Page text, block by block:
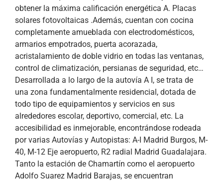
obtener la máxima calificación energética A. Placas
solares fotovoltaicas .Además, cuentan con cocina
completamente amueblada con electrodomésticos,
armarios empotrados, puerta acorazada,
acristalamiento de doble vidrio en todas las ventanas,
control de climatización, persianas de seguridad, etc…
Desarrollada a lo largo de la autovía A I, se trata de
una zona fundamentalmente residencial, dotada de
todo tipo de equipamientos y servicios en sus
alrededores escolar, deportivo, comercial, etc. La
accesibilidad es inmejorable, encontrándose rodeada
por varias Autovías y Autopistas: A-I Madrid Burgos, M-
40, M-12 Eje aeropuerto, R2 radial Madrid Guadalajara.
Tanto la estación de Chamartín como el aeropuerto
Adolfo Suarez Madrid Barajas, se encuentran